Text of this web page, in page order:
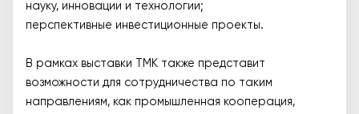
науку, инновации и технологии;
перспективные инвестиционные проекты.
В рамках выставки ТМК также представит
возможности для сотрудничества по таким
направлениям, как промышленная кооперация,